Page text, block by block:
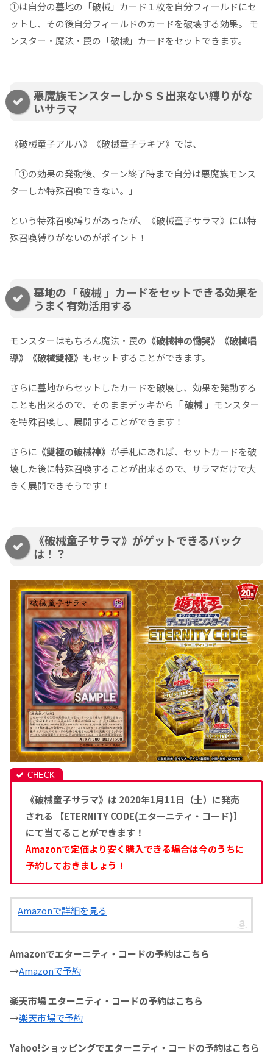
①は自分の墓地の「破械」カード１枚を自分フィールドにセ
ットし、その後自分フィールドのカードを破壊する効果。 モ
ンスター・魔法・罠の「破械」カードをセットできます。
悪魔族モンスターしかＳＳ出来ない縛りがな
いサラマ
《破械童子アルハ》《破械童子ラキア》では、
「①の効果の発動後、ターン終了時まで自分は悪魔族モンス
ターしか特殊召喚できない。」
という特殊召喚縛りがあったが、《破械童子サラマ》には特
殊召喚縛りがないのがポイント！
墓地の「 破械 」カードをセットできる効果を
うまく有効活用する
モンスターはもちろん魔法・罠の 《破械神の慟哭》《破械唱
導》《破械雙極》 もセットすることができます。
さらに墓地からセットしたカードを破壊し、効果を発動する
ことも出来るので、そのままデッキから「破械 」モンスター
を特殊召喚し、展開することができます！
さらに 《雙極の破械神》 が手札にあれば、セットカードを破
壊した後に特殊召喚することが出来るので、サラマだけで大
きく展開できそうです！
《破械童子サラマ》がゲットできるパック
は！？
《破械童子サラマ》は 2020年1月11日（土）に発売
される 【ETERNITY CODE(エターニティ・コード)】
にて当てることができます！
Amazonで定価より安く購入できる場合は今のうちに
予約しておきましょう！
Amazonで詳細を見る
Amazonでエターニティ・コードの予約はこちら
→Amazonで予約
楽天市場 エターニティ・コードの予約はこちら
→楽天市場で予約
Yahoo!ショッピングでエターニティ・コードの予約はこちら